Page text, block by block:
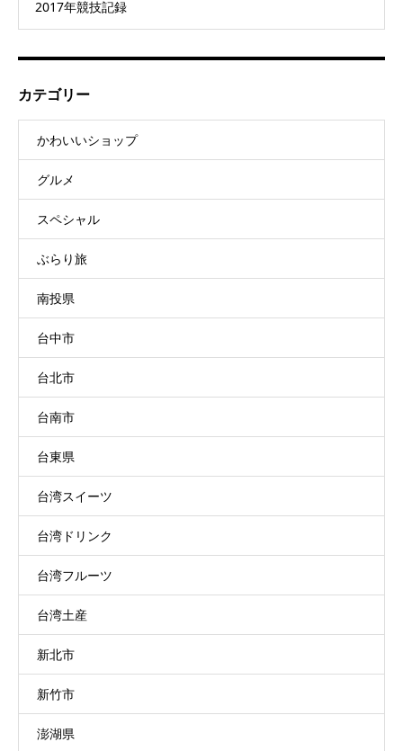
2017年競技記録
カテゴリー
かわいいショップ
グルメ
スペシャル
ぶらり旅
南投県
台中市
台北市
台南市
台東県
台湾スイーツ
台湾ドリンク
台湾フルーツ
台湾土産
新北市
新竹市
澎湖県